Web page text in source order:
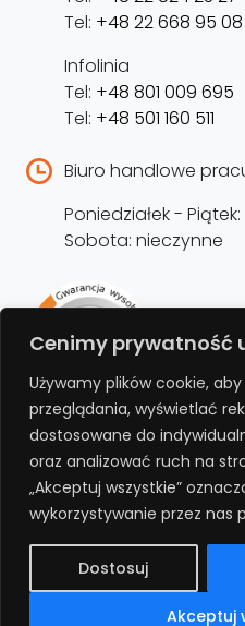
Cenimy prywatność
Używamy plików cookie,
przeglądania, wyświetlać
dostosowane do
oraz analizować ruch na
„Akceptuj wszystkie”
wykorzystywanie przez nas
Dostosuj
Akceptuj
Tel: +48 22 668 95 08
Infolinia
Tel: +48 801 009 695
Tel: +48 501 160 511
Biuro handlowe
Poniedziałek -
Sobota: nieczynne
Bezpłatnie przedłuż
miesięcy rejestrując
REJESTRUJ
Polityka prywatności